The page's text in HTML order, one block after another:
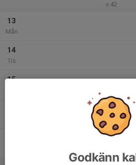
v.42
13
Mån
14
Tis
15
Godkänn